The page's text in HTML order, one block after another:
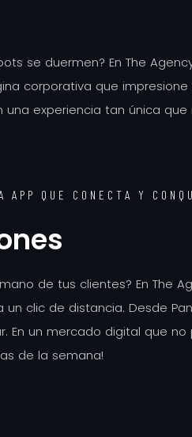
se duermen? En The
corporativa que
experiencia tan única
QUE CONECTA Y
de tus clientes? En The
clic de distancia. Desde
En un mercado digital que
de la semana!